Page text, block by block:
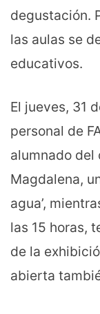
degustación.
las aulas se
educativos.
El jueves, 31
personal de
alumnado del
Magdalena,
agua’,
las 15 horas,
de la
abierta